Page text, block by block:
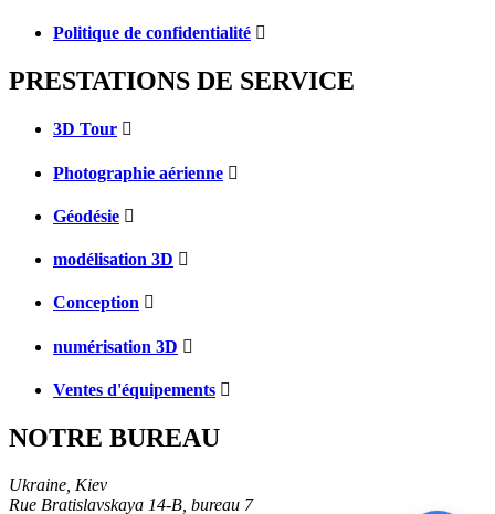
Politique de confidentialité
PRESTATIONS DE SERVICE
3D Tour
Photographie aérienne
Géodésie
modélisation 3D
Conception
numérisation 3D
Ventes d'équipements
NOTRE BUREAU
Ukraine, Kiev
Rue Bratislavskaya 14-B, bureau 7